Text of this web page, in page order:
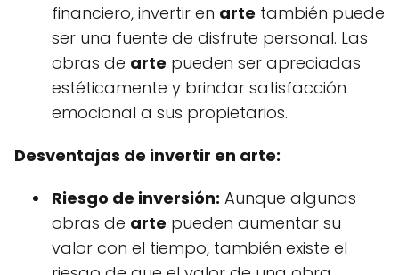
financiero, invertir en arte también puede
ser una fuente de disfrute personal. Las
obras de arte pueden ser apreciadas
estéticamente y brindar satisfacción
emocional a sus propietarios.
Desventajas de invertir en arte:
Riesgo de inversión: Aunque algunas
obras de arte pueden aumentar su
valor con el tiempo, también existe el